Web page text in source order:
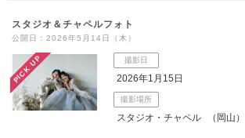
家族・友人と撮影
スタジオでの撮影 豊富な色打掛・着物
海での撮影
豊富なドレス
豊富なカラードレス
神社・寺院での撮影
3万円以下のプラン
スタジオ＆チャペルフォト
公開日：2026年5月14日（木）
PICK UP 撮影日
2026年1月15日
撮影場所
スタジオ・チャペル （岡山）